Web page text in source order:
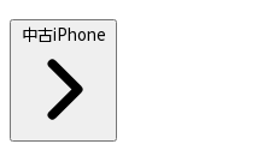
中古iPhone